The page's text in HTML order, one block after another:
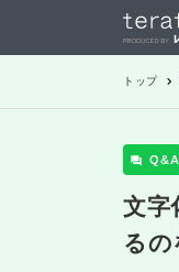
トップ
Q&A
文
るの